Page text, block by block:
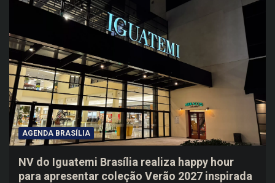
AGENDA BRASÍLIA
NV do Iguatemi Brasília realiza happy hour
para apresentar coleção Verão 2027 inspirada